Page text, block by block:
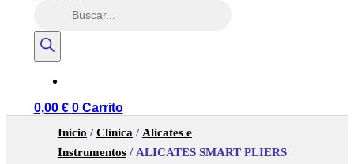
0,00 € 0 Carrito
Inicio /Clínica / Alicates e
Instrumentos/ ALICATES SMART PLIERS